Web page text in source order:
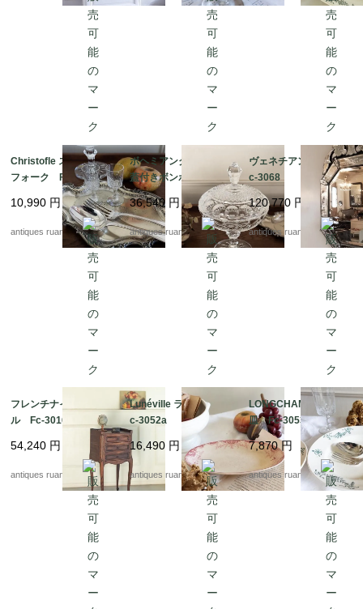
Christofle スプーン＆
フォーク Fc-3060
10,990 円
antiques ruan
ボヘミアンクリスタル
蓋付きボンボニエー
ル Fc-3048
36,540 円
antiques ruan
ヴェネチアンミラー F
c-3068
120,770 円
antiques ruan
フレンチナイトテーブ
ル Fc-3016A
54,240 円
antiques ruan
Lunéville ラヴィエ F
c-3052a
16,490 円
antiques ruan
LONGCHAMP スープ
皿 Fc-3053
7,870円
antiques ruan